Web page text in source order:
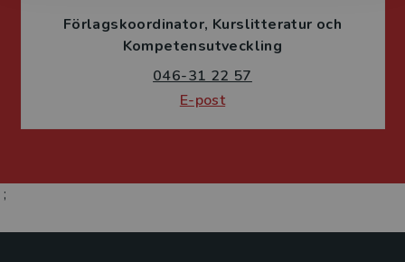
Förlagskoordinator Kurslitteratur och
Kompetensutveckling
046-31 22 57
E-post
;